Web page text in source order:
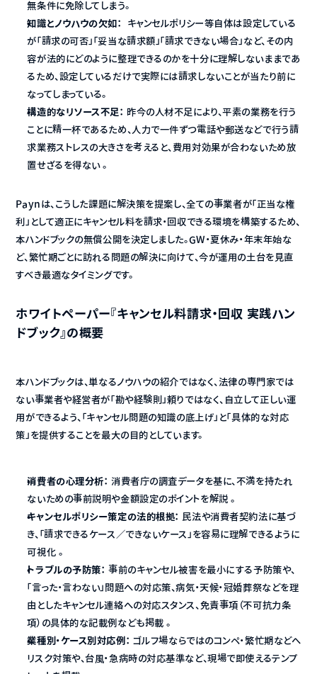
無条件に免除してしまう。
知識とノウハウの欠如：
キャンセルポリシー等自体は設定している
が「請求の可否」「妥当な請求額」「請求できない場合」など、その内
容が法的にどのように整理できるのかを十分に理解しないままであ
るため、設定しているだけで実際には請求しないことが当たり前に
なってしまっている。
構造的なリソース不足： 昨今の人材不足により、平素の業務を行う
ことに精一杯であるため、人力で一件ずつ電話や郵送などで行う請
求業務ストレスの大きさを考えると、費用対効果が合わないため放
置せざるを得ない 。
Paynは、こうした課題に解決策を提案し、全ての事業者が「正当な権
利」として適正にキャンセル料を請求・回収できる環境を構築するため、
本ハンドブックの無償公開を決定しました。GW・夏休み・年末年始な
ど、繁忙期ごとに訪れる問題の解決に向けて、今が運用の土台を見直
すべき最適なタイミングです。
ホワイトペーパー『キャンセル料請求・回収 実践ハン
ドブック』の概要
本ハンドブックは、単なるノウハウの紹介ではなく、法律の専門家では
ない事業者や経営者が「勘や経験則」頼りではなく、自立して正しい運
用ができるよう、「キャンセル問題の知識の底上げ」と「具体的な対応
策」を提供することを最大の目的としています。
消費者の心理分析： 消費者庁の調査データを基に、不満を持たれ
ないための事前説明や金額設定のポイントを解説 。
キャンセルポリシー策定の法的根拠：
民法や消費者契約法に基づ
き、「請求できるケース／できないケース」を容易に理解できるように
可視化 。
トラブルの予防策： 事前のキャンセル被害を最小にする予防策や、
「言った・言わない」問題への対応策、病気・天候・冠婚葬祭などを理
由としたキャンセル連絡への対応スタンス、免責事項（不可抗力条
項）の具体的な記載例なども掲載 。
業種別・ケース別対応例： ゴルフ場ならではのコンペ・繁忙期などへ
リスク対策や、台風・急病時の対応基準など、現場で即使えるテンプ